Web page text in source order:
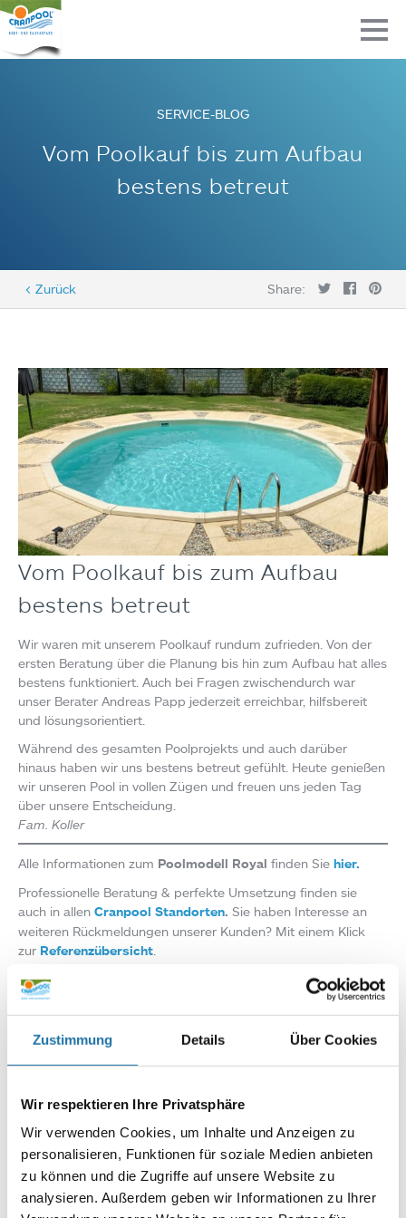
Zustimmung Details Über Cookies
Wir respektieren Ihre Privatsphäre
Wir verwenden Cookies, um Inhalte und Anzeigen zu
personalisieren, Funktionen für soziale Medien anbieten
zu können und die Zugriffe auf unsere Website zu
analysieren. Außerdem geben wir Informationen zu Ihrer
SERVICE-BLOG
Vom Poolkauf bis zum Aufbau
bestens betreut
< Zurück Share:
Vom Poolkauf bis zum Aufbau
bestens betreut
Wir waren mit unserem Poolkauf rundum zufrieden. Von der
ersten Beratung über die Planung bis hin zum Aufbau hat alles
bestens funktioniert. Auch bei Fragen zwischendurch war
unser Berater Andreas Papp jederzeit erreichbar, hilfsbereit
und lösungsorientiert.
Während des gesamten Poolprojekts und auch darüber
hinaus haben wir uns bestens betreut gefühlt. Heute genießen
wir unseren Pool in vollen Zügen und freuen uns jeden Tag
über unsere Entscheidung.
Fam. Koller
Alle Informationen zum Poolmodell Royal finden Sie hier.
Professionelle Beratung & perfekte Umsetzung finden sie
auch in allen Cranpool Standorten. Sie haben Interesse an
weiteren Rückmeldungen unserer Kunden? Mit einem Klick
zur Referenzübersicht
Infoline: